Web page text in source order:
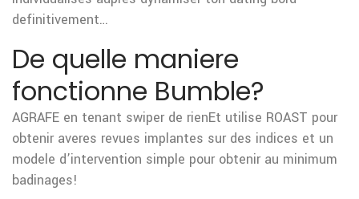
definitivement…
De quelle maniere
fonctionne Bumble?
AGRAFE en tenant swiper de rienEt utilise ROAST pour
obtenir averes revues implantes sur des indices et un
modele d’intervention simple pour obtenir au minimum
badinages!